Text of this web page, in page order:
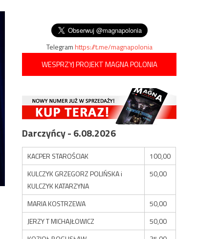
Telegramhttps://t.me/magnapolonia
WESPRZYJ PROJEKT MAGNA POLONIA
Darczyńcy - 6.08.2026
KACPER STAROŚCIAK
100,00
KULCZYK GRZEGORZ POLIŃSKA i
KULCZYK KATARZYNA
50,00
MARIA KOSTRZEWA
50,00
JERZY T MICHAJŁOWICZ
50,00